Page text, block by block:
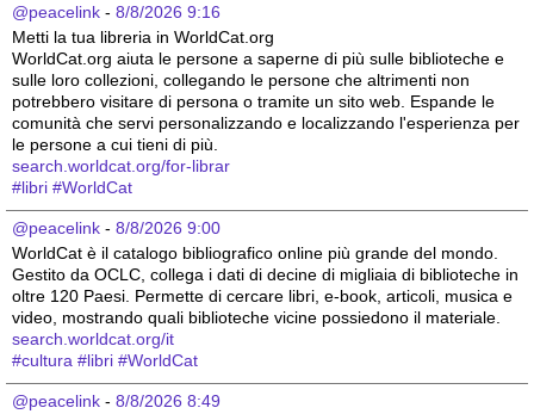
@peacelink - 8/8/2026 9:16
Metti la tua libreria in WorldCat.org
WorldCat.org aiuta le persone a saperne di più sulle biblioteche e
sulle loro collezioni, collegando le persone che altrimenti non
potrebbero visitare di persona o tramite un sito web. Espande le
comunità che servi personalizzando e localizzando l'esperienza per
le persone a cui tieni di più.
search.worldcat.org/for-librar
#libri #WorldCat
@peacelink - 8/8/2026 9:00
WorldCat è il catalogo bibliografico online più grande del mondo.
Gestito da OCLC, collega i dati di decine di migliaia di biblioteche in
oltre 120 Paesi. Permette di cercare libri, e-book, articoli, musica e
video, mostrando quali biblioteche vicine possiedono il materiale.
search.worldcat.org/it
#cultura #libri #WorldCat
@peacelink - 8/8/2026 8:49